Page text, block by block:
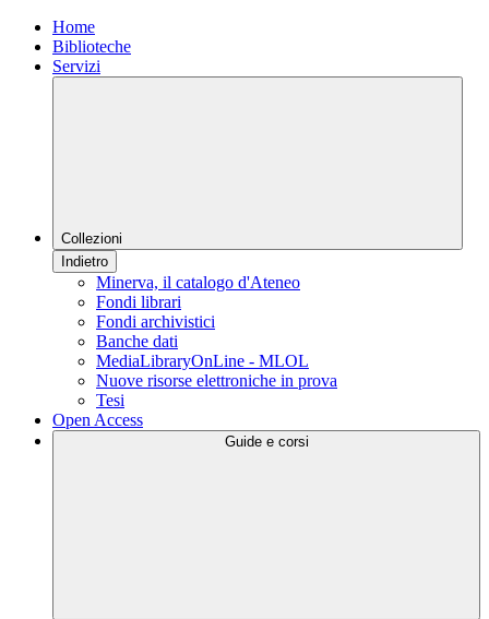
Home
Biblioteche
Servizi
Collezioni
Indietro
Minerva, il catalogo d'Ateneo
Fondi librari
Fondi archivistici
Banche dati
MediaLibraryOnLine - MLOL
Nuove risorse elettroniche in prova
Tesi
Open Access
Guide e corsi